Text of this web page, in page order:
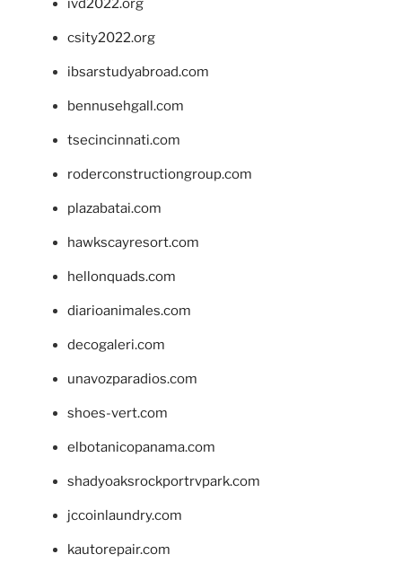
ivd2022.org
csity2022.org
ibsarstudyabroad.com
bennusehgall.com
tsecincinnati.com
roderconstructiongroup.com
plazabatai.com
hawkscayresort.com
hellonquads.com
diarioanimales.com
decogaleri.com
unavozparadios.com
shoes-vert.com
elbotanicopanama.com
shadyoaksrockportrvpark.com
jccoinlaundry.com
kautorepair.com